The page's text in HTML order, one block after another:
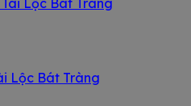
Lộc Bát Tràng